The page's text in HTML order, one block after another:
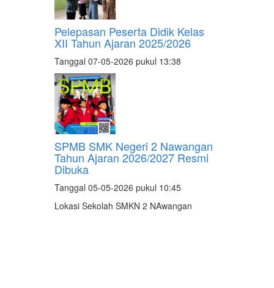
Pelepasan Peserta Didik Kelas
XII Tahun Ajaran 2025/2026
Tanggal 07-05-2026 pukul 13:38
SPMB SMK Negeri 2 Nawangan
Tahun Ajaran 2026/2027 Resmi
Dibuka
Tanggal 05-05-2026 pukul 10:45
Lokasi Sekolah SMKN 2 NAwangan